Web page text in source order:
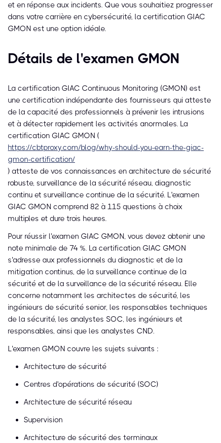
et en réponse aux incidents. Que vous souhaitiez progresser
dans votre carrière en cybersécurité, la certification GIAC
GMON est une option idéale.
Détails de l'examen GMON
La certification GIAC Continuous Monitoring (GMON) est
une certification indépendante des fournisseurs qui atteste
de la capacité des professionnels à prévenir les intrusions
et à détecter rapidement les activités anormales. La
certification GIAC GMON (
https://cbtproxy.com/blog/why-should-you-earn-the-giac-
gmon-certification/
) atteste de vos connaissances en architecture de sécurité
robuste, surveillance de la sécurité réseau, diagnostic
continu et surveillance continue de la sécurité. L'examen
GIAC GMON comprend 82 à 115 questions à choix
multiples et dure trois heures.
Pour réussir l'examen GIAC GMON, vous devez obtenir une
note minimale de 74 %. La certification GIAC GMON
s'adresse aux professionnels du diagnostic et de la
mitigation continus, de la surveillance continue de la
sécurité et de la surveillance de la sécurité réseau. Elle
concerne notamment les architectes de sécurité, les
ingénieurs de sécurité senior, les responsables techniques
de la sécurité, les analystes SOC, les ingénieurs et
responsables, ainsi que les analystes CND.
L'examen GMON couvre les sujets suivants :
Architecture de sécurité
Centres d'opérations de sécurité (SOC)
Architecture de sécurité réseau
Supervision
Architecture de sécurité des terminaux